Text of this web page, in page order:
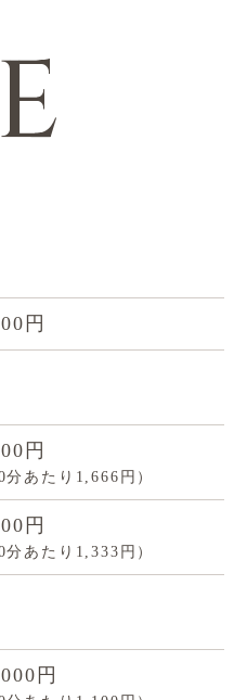
円
円
分あたり1,666円）
円
分あたり1,333円）
円